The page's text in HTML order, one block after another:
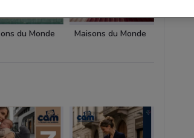
du Monde Maisons du Monde